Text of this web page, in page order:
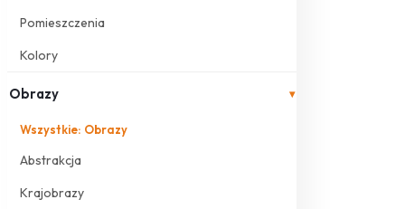
Pomieszczenia
Kolory
Obrazy ▾
Wszystkie: Obrazy
Abstrakcja
Krajobrazy